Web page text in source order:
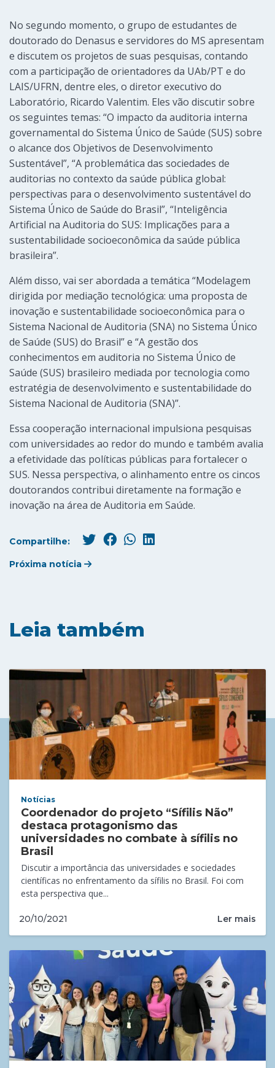
No segundo momento, o grupo de estudantes de
doutorado do Denasus e servidores do MS apresentam
e discutem os projetos de suas pesquisas, contando
com a participação de orientadores da UAb/PT e do
LAIS/UFRN, dentre eles, o diretor executivo do
Laboratório, Ricardo Valentim. Eles vão discutir sobre
os seguintes temas: “O impacto da auditoria interna
governamental do Sistema Único de Saúde (SUS) sobre
o alcance dos Objetivos de Desenvolvimento
Sustentável”, “A problemática das sociedades de
auditorias no contexto da saúde pública global:
perspectivas para o desenvolvimento sustentável do
Sistema Único de Saúde do Brasil”, “Inteligência
Artificial na Auditoria do SUS: Implicações para a
sustentabilidade socioeconômica da saúde pública
brasileira”.
Além disso, vai ser abordada a temática “Modelagem
dirigida por mediação tecnológica: uma proposta de
inovação e sustentabilidade socioeconômica para o
Sistema Nacional de Auditoria (SNA) no Sistema Único
de Saúde (SUS) do Brasil” e “A gestão dos
conhecimentos em auditoria no Sistema Único de
Saúde (SUS) brasileiro mediada por tecnologia como
estratégia de desenvolvimento e sustentabilidade do
Sistema Nacional de Auditoria (SNA)”.
Essa cooperação internacional impulsiona pesquisas
com universidades ao redor do mundo e também avalia
a efetividade das políticas públicas para fortalecer o
SUS. Nessa perspectiva, o alinhamento entre os cincos
doutorandos contribui diretamente na formação e
inovação na área de Auditoria em Saúde.
Compartilhe:
Próxima notícia
Leia também
Notícias
Coordenador do projeto “Sífilis Não”
destaca protagonismo das
universidades no combate à sífilis no
Brasil
Discutir a importância das universidades e sociedades
científicas no enfrentamento da sífilis no Brasil. Foi com
esta perspectiva que...
20/10/2021 Ler mais